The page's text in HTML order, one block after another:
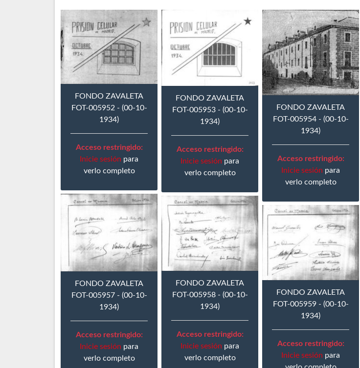
FONDO ZAVALETA
FOT-005952 - (00-10-
1934)
Acceso restringido:
Inicie sesión para
verlo completo
FONDO ZAVALETA
FOT-005953 - (00-10-
1934)
Acceso restringido:
Inicie sesión para
verlo completo
FONDO ZAVALETA
FOT-005954 - (00-10-
1934)
Acceso restringido:
Inicie sesión para
verlo completo
FONDO ZAVALETA
FOT-005957 - (00-10-
1934)
Acceso restringido:
Inicie sesión para
verlo completo
FONDO ZAVALETA
FOT-005958 - (00-10-
1934)
Acceso restringido:
Inicie sesión para
verlo completo
FONDO ZAVALETA
FOT-005959 - (00-10-
1934)
Acceso restringido:
Inicie sesión para